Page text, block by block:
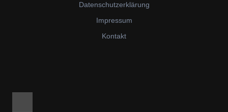
Datenschutzerklärung
Impressum
Kontakt